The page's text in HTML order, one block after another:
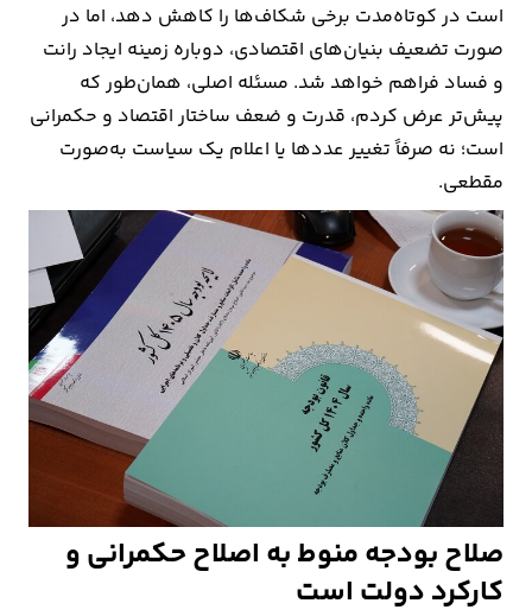
است در کوتاه‌مدت برخی شکاف‌ها را کاهش دهد، اما در
صورت تضعیف بنیان‌های اقتصادی، دوباره زمینه ایجاد رانت
و فساد فراهم خواهد شد. مسئله اصلی، همان‌طور که
پیش‌تر عرض کردم، قدرت و ضعف ساختار اقتصاد و حکمرانی
است؛ نه صرفاً تغییر عددها یا اعلام یک سیاست به‌صورت
مقطعی.
صلاح بودجه منوط به اصلاح حکمرانی و
کارکرد دولت است